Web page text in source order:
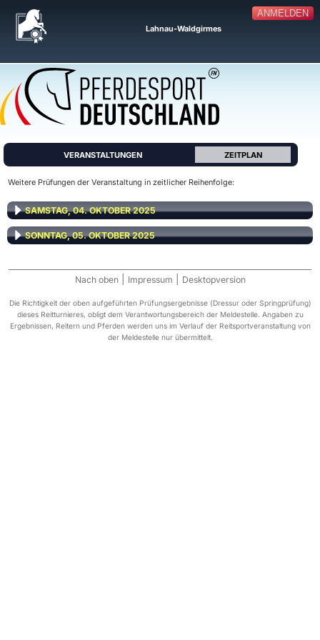
ANMELDEN
Lahnau-Waldgirmes
VERANSTALTUNGEN ZEITPLAN
Weitere Prüfungen der Veranstaltung in zeitlicher Reihenfolge:
SAMSTAG, 04. OKTOBER 2025
SONNTAG, 05. OKTOBER 2025
Nach oben Impressum Desktopversion
Die Richtigkeit der oben aufgeführten Prüfungsergebnisse (Dressur oder Springprüfung)
dieses Reitturnieres, obligt dem Verantwortungsbereich der Meldestelle. Angaben zu
Ergebnissen, Reitern und Pferden werden uns im Verlauf der Reitsportveranstaltung von
der Meldestelle nur übermittelt.